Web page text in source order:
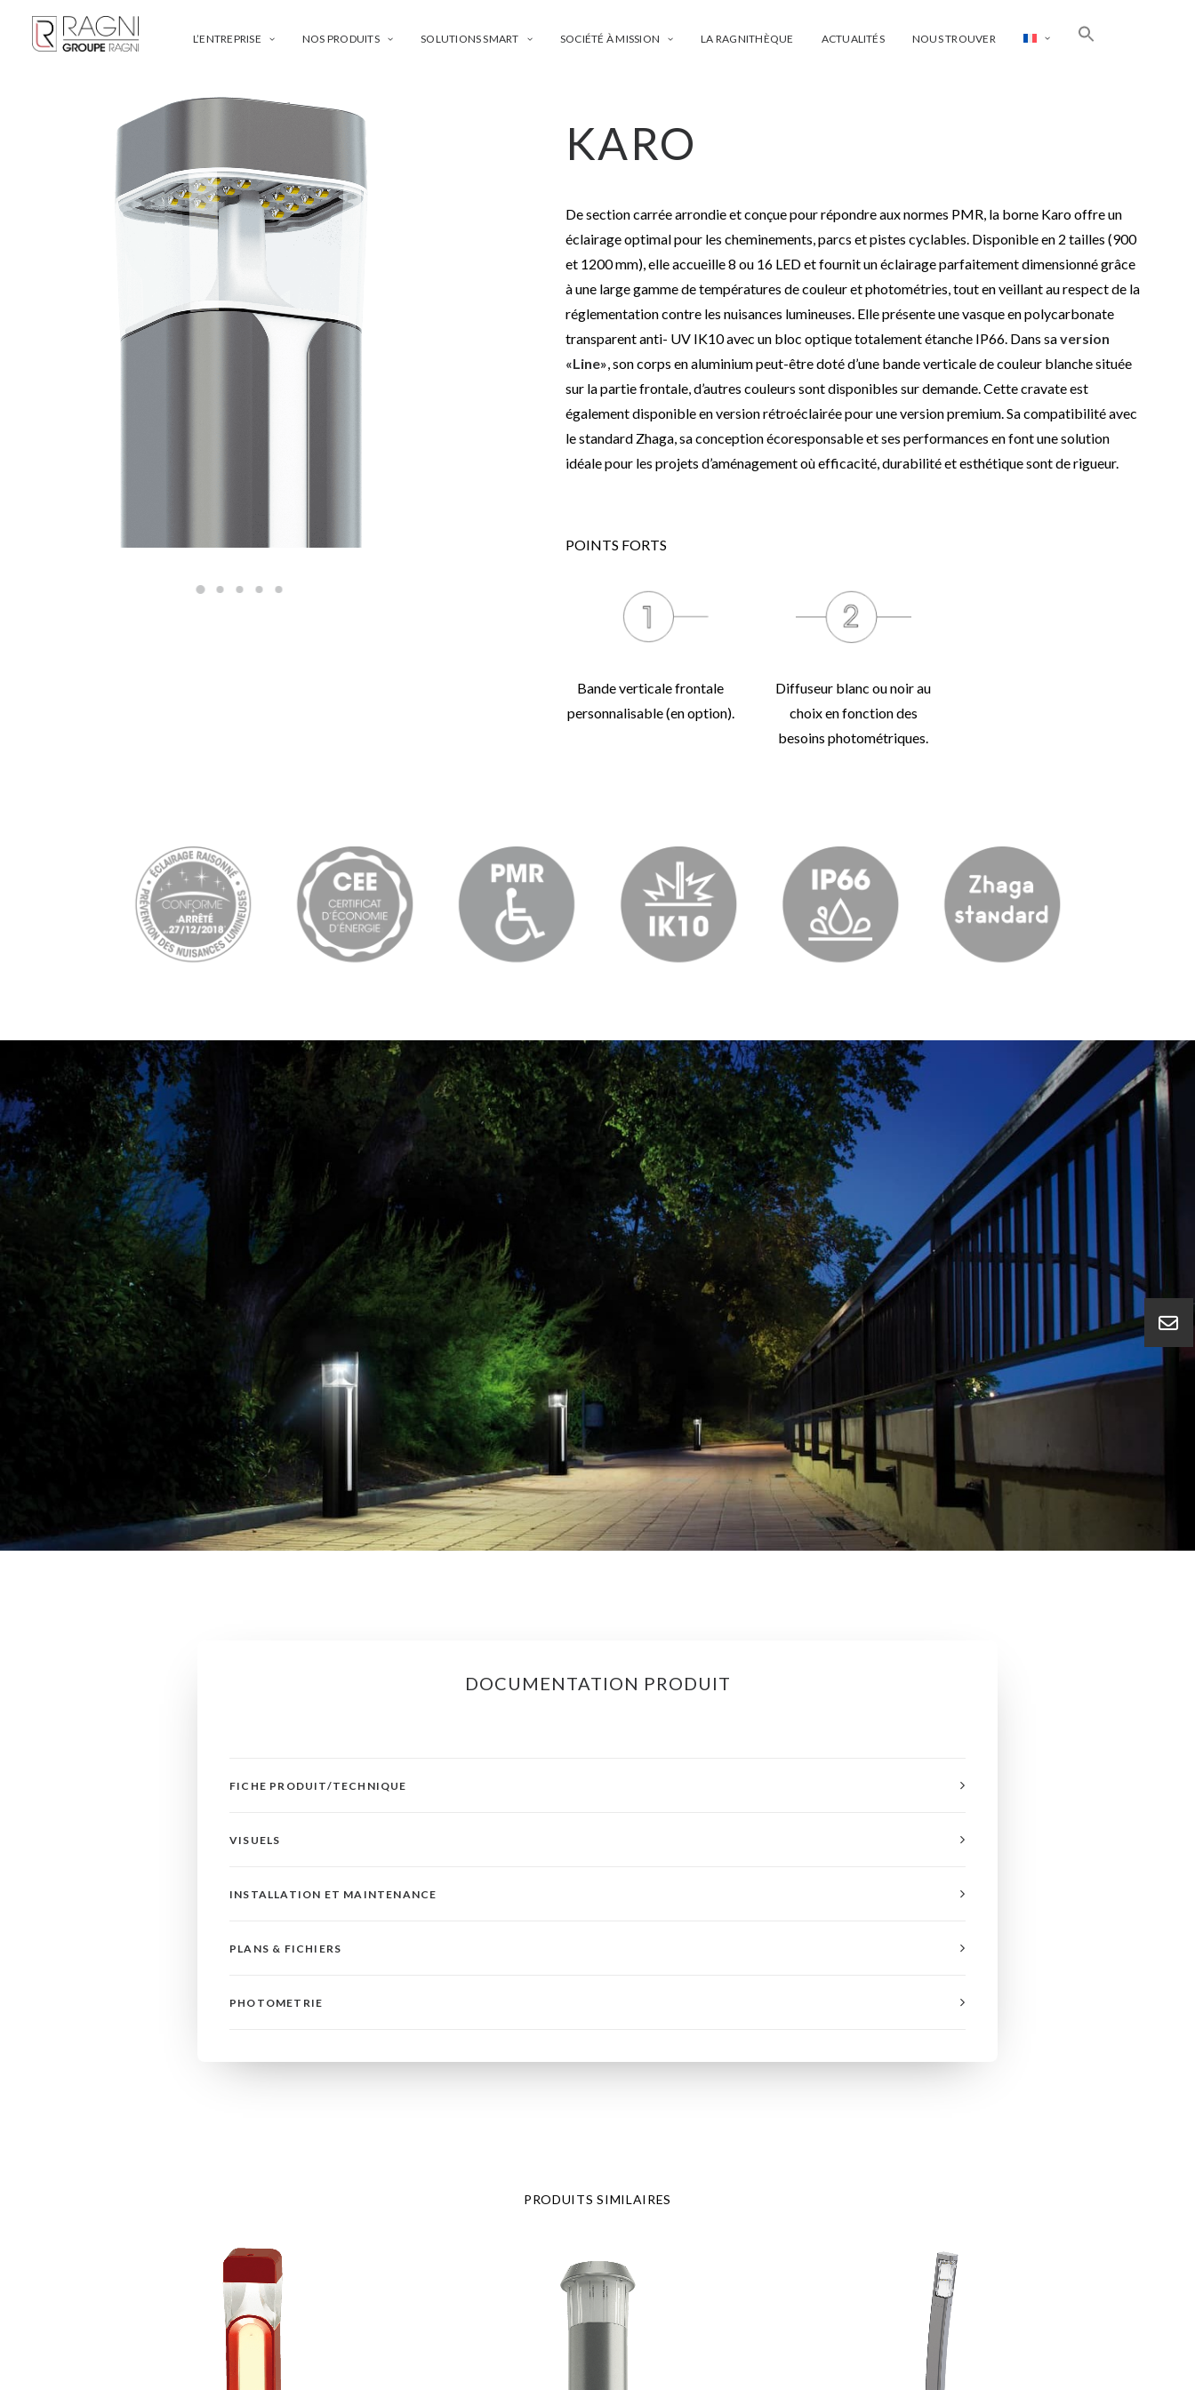
L’ENTREPRISE NOS PRODUITS SOLUTIONS SMART SOCIÉTÉ À MISSION LA RAGNITHÈQUE ACTUALITÉS NOUS TROUVER
KARO
De section carrée arrondie et conçue pour répondre aux normes PMR, la borne Karo offre un
éclairage optimal pour les cheminements, parcs et pistes cyclables. Disponible en 2 tailles (900
et 1200 mm), elle accueille 8 ou 16 LED et fournit un éclairage parfaitement dimensionné grâce
à une large gamme de températures de couleur et photométries, tout en veillant au respect de la
réglementation contre les nuisances lumineuses. Elle présente une vasque en polycarbonate
transparent anti- UV IK10 avec un bloc optique totalement étanche IP66. Dans saversion
«Line», son corps en aluminium peut-être doté d’une bande verticale de couleur blanche située
sur la partie frontale, d’autres couleurs sont disponibles sur demande. Cette cravate est
également disponible en version rétroéclairée pour une version premium. Sa compatibilité avec
le standard Zhaga, sa conception écoresponsable et ses performances en font une solution
idéale pour les projets d’aménagement où efficacité, durabilité et esthétique sont de rigueur.
POINTS FORTS
Bande verticale frontale
personnalisable (en option).
Diffuseur blanc ou noir au
choix en fonction des
besoins photométriques.
DOCUMENTATION PRODUIT
FICHE PRODUIT/TECHNIQUE
VISUELS
INSTALLATION ET MAINTENANCE
PLANS & FICHIERS
PHOTOMETRIE
PRODUITS SIMILAIRES